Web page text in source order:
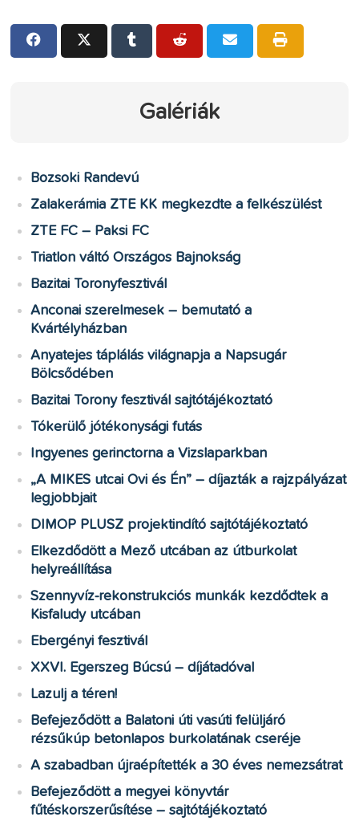
Galériák
Bozsoki Randevú
Zalakerámia ZTE KK megkezdte a felkészülést
ZTE FC – Paksi FC
Triatlon váltó Országos Bajnokság
Bazitai Toronyfesztivál
Anconai szerelmesek – bemutató a
Kvártélyházban
Anyatejes táplálás világnapja a Napsugár
Bölcsődében
Bazitai Torony fesztivál sajtótájékoztató
Tókerülő jótékonysági futás
Ingyenes gerinctorna a Vizslaparkban
„A MIKES utcai Ovi és Én” – díjazták a rajzpályázat
legjobbjait
DIMOP PLUSZ projektindító sajtótájékoztató
Elkezdődött a Mező utcában az útburkolat
helyreállítása
Szennyvíz-rekonstrukciós munkák kezdődtek a
Kisfaludy utcában
Ebergényi fesztivál
XXVI. Egerszeg Búcsú – díjátadóval
Lazulj a téren!
Befejeződött a Balatoni úti vasúti felüljáró
rézsűkúp betonlapos burkolatának cseréje
A szabadban újraépítették a 30 éves nemezsátrat
Befejeződött a megyei könyvtár
fűtéskorszerűsítése – sajtótájékoztató